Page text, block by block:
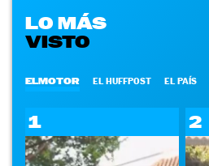
LO MÁS
VISTO
ELMOTOR EL HUFFPOST EL PAÍS
1 2